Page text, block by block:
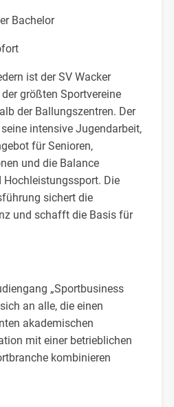
Bachelor
ist der SV Wacker
größten Sportvereine
der Ballungszentren. Der
intensive Jugendarbeit,
für Senioren,
und die Balance
Hochleistungssport. Die
sichert die
und schafft die Basis für
„Sportbusiness
an alle, die einen
akademischen
mit einer betrieblichen
kombinieren